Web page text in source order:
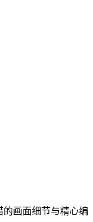
画面细节与精心编